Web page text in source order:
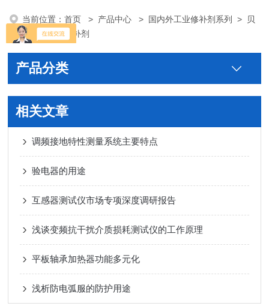
当前位置：首页 > 产品中心 > 国内外工业修补剂系列 > 贝
尔佐纳工业修补剂
产品分类
相关文章
调频接地特性测量系统主要特点
验电器的用途
互感器测试仪市场专项深度调研报告
浅谈变频抗干扰介质损耗测试仪的工作原理
平板轴承加热器功能多元化
浅析防电弧服的防护用途